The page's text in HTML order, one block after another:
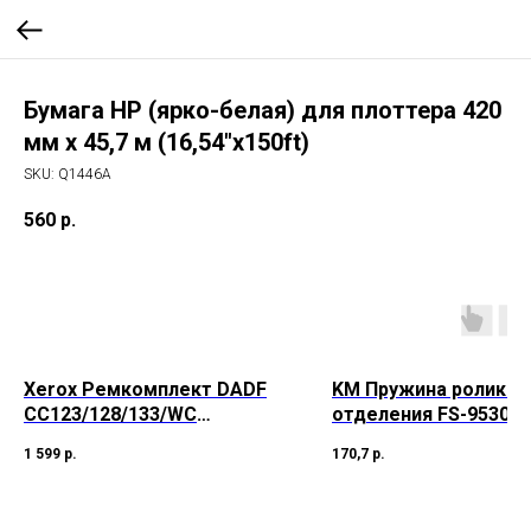
Бумага HP (ярко-белая) для плоттера 420
мм x 45,7 м (16,54"x150ft)
SKU: Q1446A
560 р.
Xerox Ремкомплект DADF
CC123/128/133/WC
33/WC-5225/5230
1 599 р.
KM Пружина ролика
отделения FS-9530
170,7 р.